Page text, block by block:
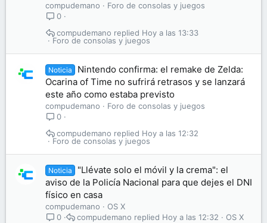
compudemano
Foro de consolas y juegos
0
Foro de consolas y juegos
Hoy a las 13:33
compudemano
Noticia
Nintendo confirma: el remake de Zelda:
Ocarina of Time no sufrirá retrasos y se lanzará
este año como estaba previsto
compudemano
Foro de consolas y juegos
0
Foro de consolas y juegos
Hoy a las 12:32
compudemano
Noticia
"Llévate solo el móvil y la crema": el
aviso de la Policía Nacional para que dejes el DNI
físico en casa
compudemano
OS X
0
OS X
Hoy a las 12:32
compudemano